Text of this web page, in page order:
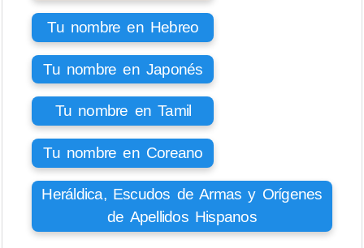
Tu nombre en Hebreo
Tu nombre en Japonés
Tu nombre en Tamil
Tu nombre en Coreano
Heráldica, Escudos de Armas y Orígenes
de Apellidos Hispanos